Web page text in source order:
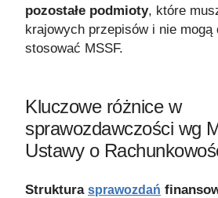
pozostałe podmioty, które
krajowych przepisów i nie mogą
stosować MSSF.
Kluczowe różnice w
sprawozdawczości wg
Ustawy o
Struktura sprawozdań